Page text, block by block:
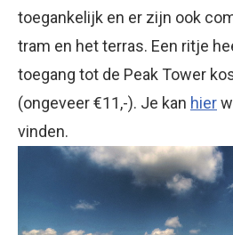
toegankelijk en er zijn ook
tram en het terras. Een ritje
toegang tot de Peak Tower
(ongeveer €11,-). Je kan hier
vinden.